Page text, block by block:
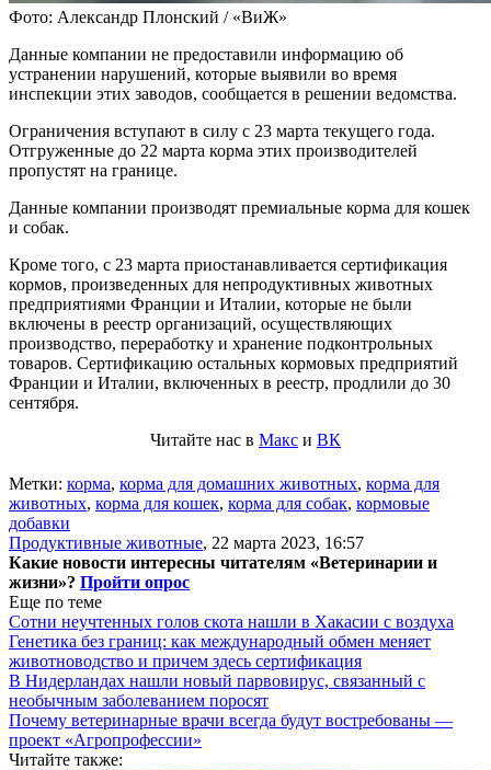
Фото: Александр Плонский / «ВиЖ»
Данные компании не предоставили информацию об
устранении нарушений, которые выявили во время
инспекции этих заводов, сообщается в решении ведомства.
Ограничения вступают в силу с 23 марта текущего года.
Отгруженные до 22 марта корма этих производителей
пропустят на границе.
Данные компании производят премиальные корма для кошек
и собак.
Кроме того, с 23 марта приостанавливается сертификация
кормов, произведенных для непродуктивных животных
предприятиями Франции и Италии, которые не были
включены в реестр организаций, осуществляющих
производство, переработку и хранение подконтрольных
товаров. Сертификацию остальных кормовых предприятий
Франции и Италии, включенных в реестр, продлили до 30
сентября.
Читайте нас в Макс и ВК
Метки: корма, корма для домашних животных, корма для
животных, корма для кошек, корма для собак, кормовые
добавки
Продуктивные животные, 22 марта 2023, 16:57
Какие новости интересны читателям «Ветеринарии и
жизни»? Пройти опрос
Еще по теме
Сотни неучтенных голов скота нашли в Хакасии с воздуха
Генетика без границ: как международный обмен меняет
животноводство и причем здесь сертификация
В Нидерландах нашли новый парвовирус, связанный с
необычным заболеванием поросят
Почему ветеринарные врачи всегда будут востребованы —
проект «Агропрофессии»
Читайте также: